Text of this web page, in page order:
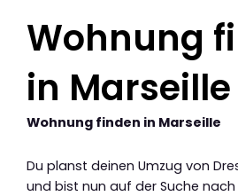
Wohnung
in Marseille
Wohnung finden in Marseille
Du planst deinen Umzug von
und bist nun auf der Suche